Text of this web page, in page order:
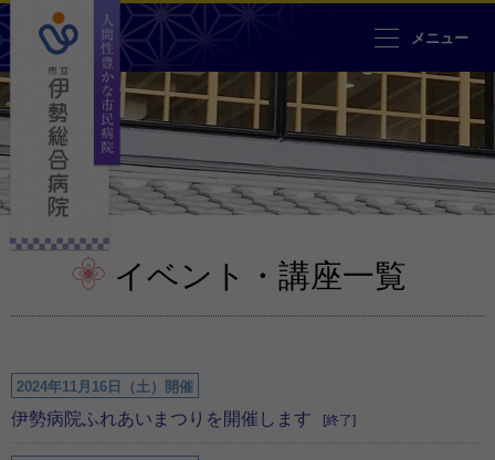
人間性豊かな市民病院 市立伊勢
メニュー
イベント・講座一覧
2024年11月16日（土）開催
伊勢病院ふれあいまつりを開催します [終了]